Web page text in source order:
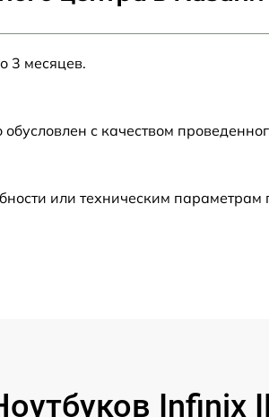
от 60 мин
3 месяцев.
с качеством
или техническим
Infinix